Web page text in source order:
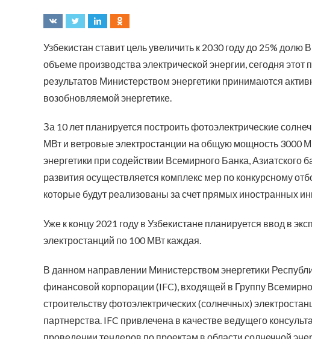
Узбекистан ставит цель увеличить к 2030 году до 25%
объеме производства электрической энергии, сегодня этот
результатов Министерством энергетики принимаются
возобновляемой энергетике.
За 10 лет планируется построить фотоэлектрические
МВт и ветровые электростанции на общую мощность 3000
энергетики при содействии Всемирного Банка, Азиатского
развития осуществляется комплекс мер по конкурсному
которые будут реализованы за счет прямых иностранных
Уже к концу 2021 году в Узбекистане планируется ввод в
электростанций по 100 МВт каждая.
В данном направлении Министерством энергетики
финансовой корпорации (IFC), входящей в Группу
строительству фотоэлектрических (солнечных)
партнерства. IFC привлечена в качестве ведущего